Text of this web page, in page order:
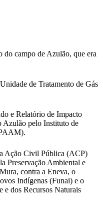
do campo de Azulão, que era
de Tratamento de Gás
e Relatório de Impacto
pelo Instituto de
Ação Civil Pública (ACP)
Preservação Ambiental e
contra a Eneva, o
Indígenas (Funai) e o
dos Recursos Naturais